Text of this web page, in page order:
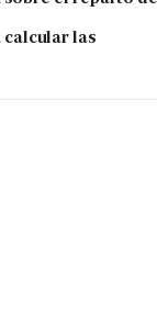
calcular las